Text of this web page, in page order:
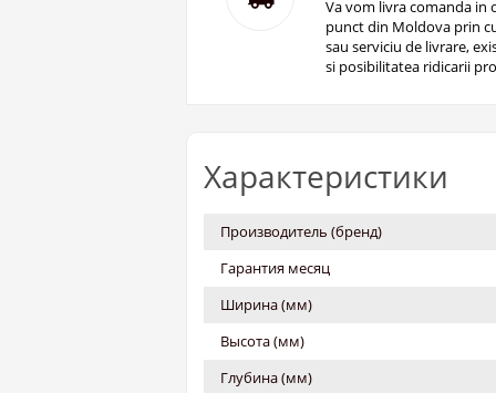
Va vom livra comanda in
punct din Moldova prin
sau serviciu de livrare,
si posibilitatea ridicarii
Характеристики
Производитель (бренд)
Гарантия месяц
Ширина (мм)
Высота (мм)
Глубина (мм)